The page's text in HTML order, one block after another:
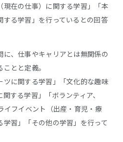
現在の仕事）に関する学習」「本
る学習」を行っているとの回答
に、仕事やキャリアとは無関係の
とと定義。
ツに関する学習」「文化的な趣味
する学習」「ボランティア、
イフイベント（出産・育児・療
習」「その他の学習」を行って